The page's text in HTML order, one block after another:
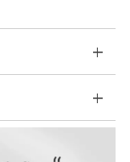
テル100％